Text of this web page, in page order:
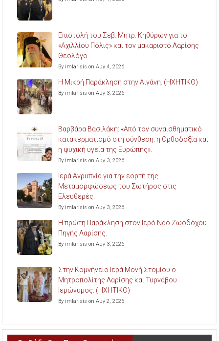
Επιστολή του Σεβ. Μητρ. Κηθύρων για το
«Αχιλλίου Πόλις» και τον μακαριστό Λαρίσης
Θεολόγο.
By imlarisis on Αυγ 4, 2026
Η Μικρή Παράκληση στην Αιγάνη. (ΗΧΗΤΙΚΟ)
By imlarisis on Αυγ 3, 2026
Βαρβάρα Βασιλάκη: «Από τον συναισθηματικό
κατακερματισμό στη σύνθεση: η Ορθοδοξία και
η ψυχική υγεία της Ευρώπης».
By imlarisis on Αυγ 3, 2026
Ιερά Αγρυπνία για την εορτή της
Μεταμορφώσεως του Σωτήρος στις
Ελευθερές.
By imlarisis on Αυγ 3, 2026
Η πρώτη Παράκληση στον Ιερό Ναό Ζωοδόχου
Πηγής Λαρίσης.
By imlarisis on Αυγ 3, 2026
Στην Κομνήνειο Ιερά Μονή Στομίου ο
Μητροπολίτης Λαρίσης και Τυρνάβου
Ιερώνυμος. (ΗΧΗΤΙΚΟ)
By imlarisis on Αυγ 2, 2026